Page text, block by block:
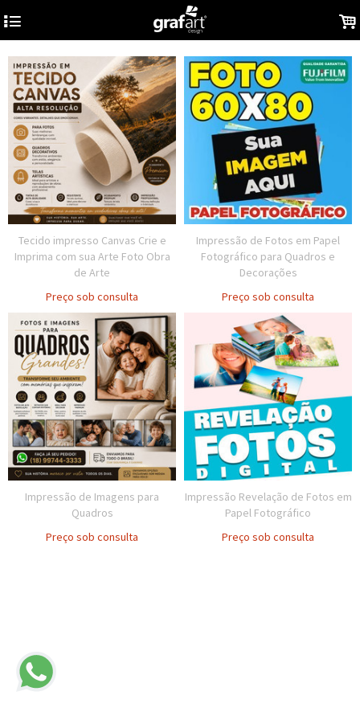
4 .
Tecido impresso Canvas Crie e
Imprima com sua Arte Foto Obra
de Arte
Preço sob consulta
Impressão de Fotos em Papel
Fotográfico para Quadros e
Decorações
Preço sob consulta
Impressão de Imagens para
Quadros
Preço sob consulta
Impressão Revelação de Fotos em
Papel Fotográfico
Preço sob consulta